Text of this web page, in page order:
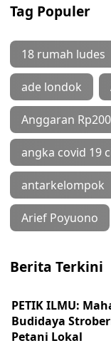
Tag Populer
18 rumah ludes
ade londok
Anggaran
angka covid 19
antarkelompok
Arief Poyuono
Berita Terkini
PETIK ILMU:
Budidaya
Petani Lokal